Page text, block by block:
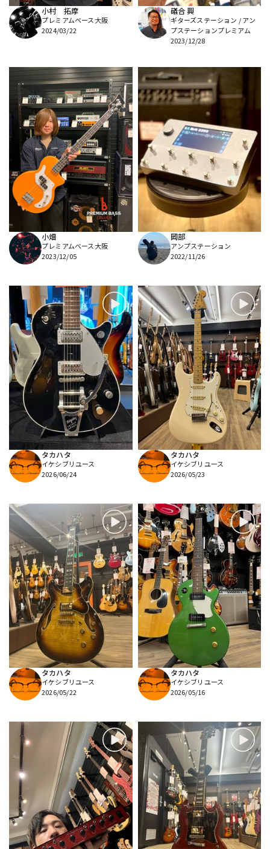
小村 拓摩
プレミアムベース大阪
2024/03/22
礒合 興
ギターズステーション / アン
プステーションプレミアム
2023/12/28
小畑
プレミアムベース大阪
2023/12/05
岡部
アンプステーション
2022/11/26
タカハタ
イケシブリユース
2026/06/24
タカハタ
イケシブリユース
2026/05/23
タカハタ
イケシブリユース
2026/05/22
タカハタ
イケシブリユース
2026/05/16